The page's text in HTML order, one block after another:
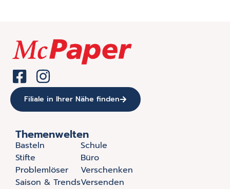
Filiale in Ihrer Nähe finden
Themenwelten
Basteln
Stifte
Problemlöser
Saison & Trends
Schule
Büro
Verschenken
Versenden